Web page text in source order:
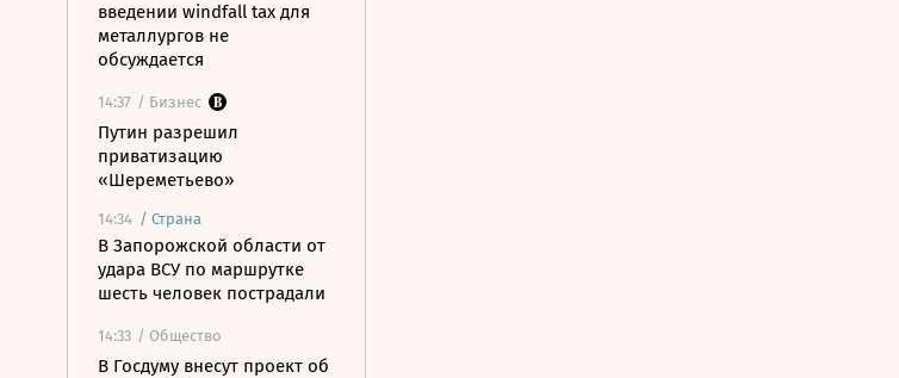
введении windfall tax для
металлургов не
обсуждается
14:37 / Бизнес
Путин разрешил
приватизацию
«Шереметьево»
14:34 / Страна
В Запорожской области от
удара ВСУ по маршрутке
шесть человек пострадали
14:33 / Общество
В Госдуму внесут проект об